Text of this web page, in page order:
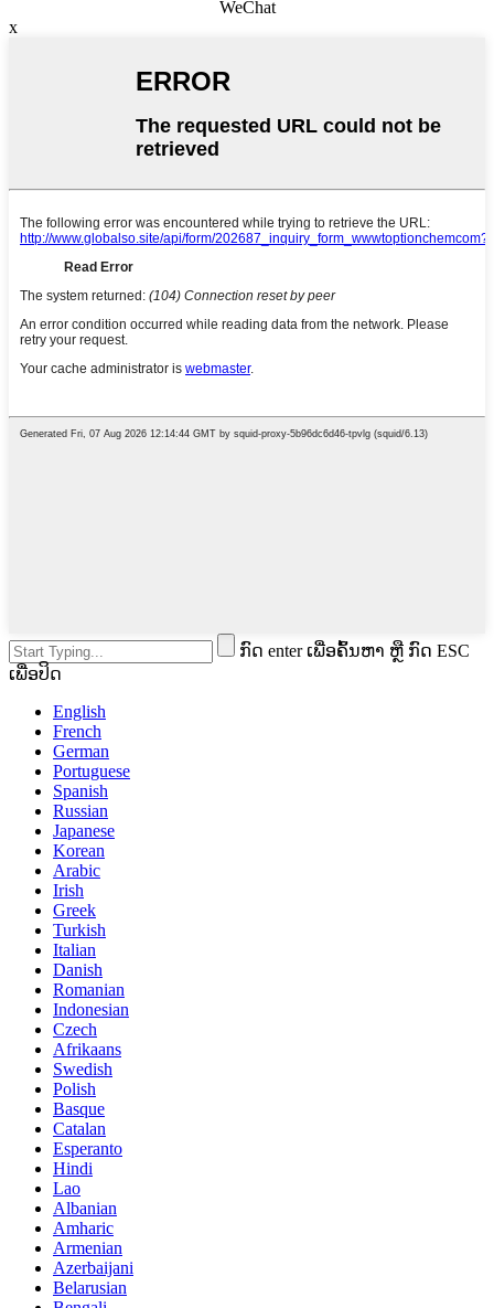
WeChat
x
ກົດ enter ເພື່ອຄົ້ນຫາ ຫຼື ກົດ ESC
ເພື່ອປິດ
English
French
German
Portuguese
Spanish
Russian
Japanese
Korean
Arabic
Irish
Greek
Turkish
Italian
Danish
Romanian
Indonesian
Czech
Afrikaans
Swedish
Polish
Basque
Catalan
Esperanto
Hindi
Lao
Albanian
Amharic
Armenian
Azerbaijani
Belarusian